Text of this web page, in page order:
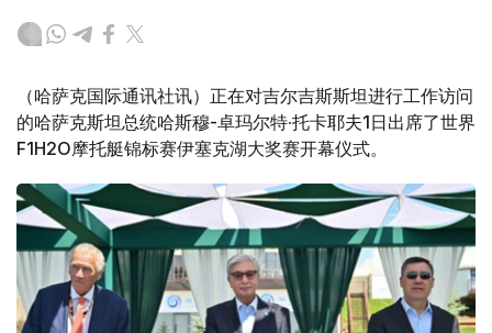
（哈萨克国际通讯社讯）正在对吉尔吉斯斯坦进行工作访问
的哈萨克斯坦总统哈斯穆-卓玛尔特·托卡耶夫1日出席了世界
F1H2O摩托艇锦标赛伊塞克湖大奖赛开幕仪式。